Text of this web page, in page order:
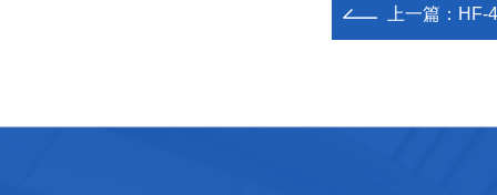
上一篇： HF-